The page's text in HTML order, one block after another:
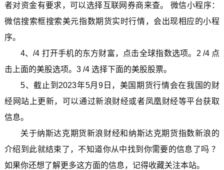
者对资金有要求，可以选择互联网券商来查。 微信小程序：
微信搜索框搜索美元指数期货实时行情，会出现相应的小程
序。
4、/4 打开手机的东方财富，点击全球指数选项。2 /4 点
击上面的美股选项。3 /4 选择下面的美股股票。
5、截止到2023年5月9日，美国期货行情会在我国的财
经网站上更新，可以通过新浪财经或者凤凰财经等平台获取
信息。
关于纳斯达克期货新浪财经和纳斯达克期货指数新浪的
介绍到此就结束了，不知道你从中找到你需要的信息了吗 ？
如果你还想了解更多这方面的信息，记得收藏关注本站。